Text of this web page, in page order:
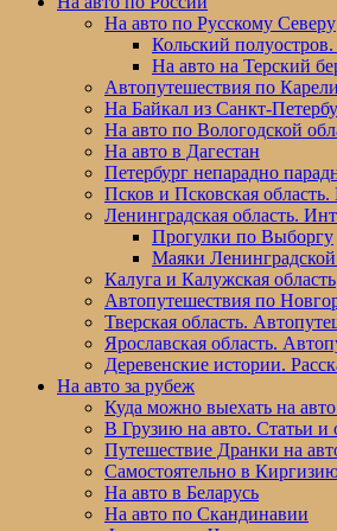
На авто по Русскому Северу
Кольский
На авто на Терский
Автопутешествия по
На Байкал из Санкт-
На авто по Вологодской
На авто в Дагестан
Петербург непарадно
Псков и Псковская
Ленинградская область.
Прогулки по Выборгу
Маяки Ленинградской
Калуга и Калужская область
Автопутешествия по
Тверская область.
Ярославская область.
Деревенские истории.
На авто за рубеж
Куда можно выехать на
В Грузию на авто. Статьи и
Путешествие Дранки на
Самостоятельно в
На авто в Беларусь
На авто по Скандинавии